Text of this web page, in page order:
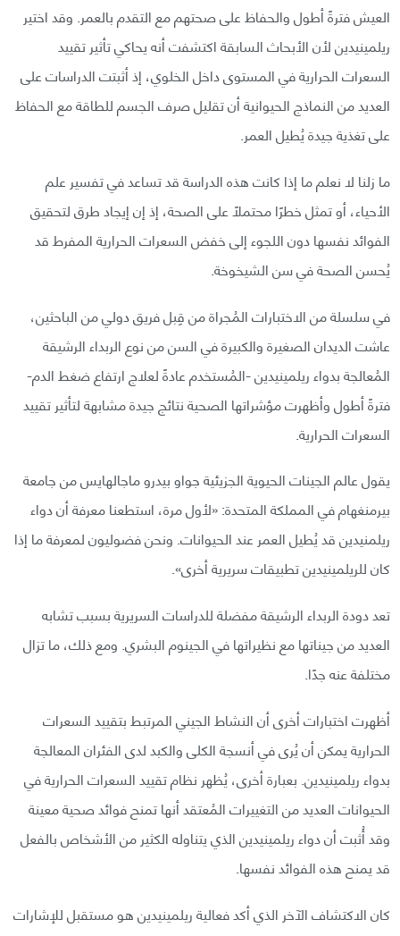
العيش فترةً أطول والحفاظ على صحتهم مع التقدم بالعمر. وقد اختير
ريلمينيدين لأن الأبحاث السابقة اكتشفت أنه يحاكي تأثير تقييد
السعرات الحرارية في المستوى داخل الخلوي، إذ أثبتت الدراسات على
العديد من النماذج الحيوانية أن تقليل صرف الجسم للطاقة مع الحفاظ
على تغذية جيدة يُطيل العمر.
ما زلنا لا نعلم ما إذا كانت هذه الدراسة قد تساعد في تفسير علم
الأحياء، أو تمثل خطرًا محتملًا على الصحة، إذ إن إيجاد طرق لتحقيق
الفوائد نفسها دون اللجوء إلى خفض السعرات الحرارية المفرط قد
يُحسن الصحة في سن الشيخوخة.
في سلسلة من الاختبارات المُجراة من قِبل فريق دولي من الباحثين،
عاشت الديدان الصغيرة والكبيرة في السن من نوع الربداء الرشيقة
المُعالجة بدواء ريلمينيدين -المُستخدم عادةً لعلاج ارتفاع ضغط الدم-
فترةً أطول وأظهرت مؤشراتها الصحية نتائج جيدة مشابهة لتأثير تقييد
السعرات الحرارية.
يقول عالم الجينات الحيوية الجزيئية جواو بيدرو ماجالهايس من جامعة
بيرمنغهام في المملكة المتحدة: «لأول مرة، استطعنا معرفة أن دواء
ريلمنيدين قد يُطيل العمر عند الحيوانات. ونحن فضوليون لمعرفة ما إذا
كان للريلمينيدين تطبيقات سريرية أخرى».
تعد دودة الربداء الرشيقة مفضلة للدراسات السريرية بسبب تشابه
العديد من جيناتها مع نظيراتها في الجينوم البشري. ومع ذلك، ما تزال
مختلفة عنه جدًا.
أظهرت اختبارات أخرى أن النشاط الجيني المرتبط بتقييد السعرات
الحرارية يمكن أن يُرى في أنسجة الكلى والكبد لدى الفئران المعالجة
بدواء ريلمينيدين. بعبارة أخرى، يُظهر نظام تقييد السعرات الحرارية في
الحيوانات العديد من التغييرات المُعتقد أنها تمنح فوائد صحية معينة
وقد أُثبت أن دواء ريلمينيدين الذي يتناوله الكثير من الأشخاص بالفعل
قد يمنح هذه الفوائد نفسها.
كان الاكتشاف الآخر الذي أكد فعالية ريلمينيدين هو مستقبل للإشارات